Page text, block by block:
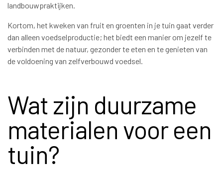
landbouwpraktijken.
Kortom, het kweken van fruit en groenten in je tuin gaat verder
dan alleen voedselproductie; het biedt een manier om jezelf te
verbinden met de natuur, gezonder te eten en te genieten van
de voldoening van zelfverbouwd voedsel.
Wat zijn duurzame
materialen voor een
tuin?